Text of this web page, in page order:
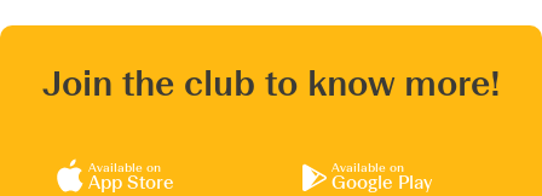
Join the club to know more!
Available on
App Store
Available on
Google Play